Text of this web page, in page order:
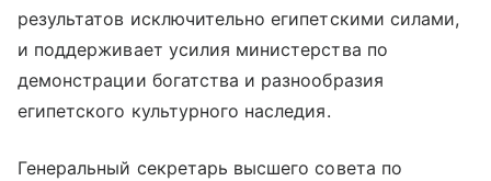
результатов исключительно египетскими силами,
и поддерживает усилия министерства по
демонстрации богатства и разнообразия
египетского культурного наследия.
Генеральный секретарь высшего совета по